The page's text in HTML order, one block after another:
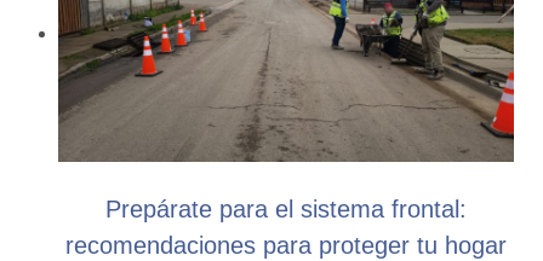
Prepárate para el sistema frontal:
recomendaciones para proteger tu hogar